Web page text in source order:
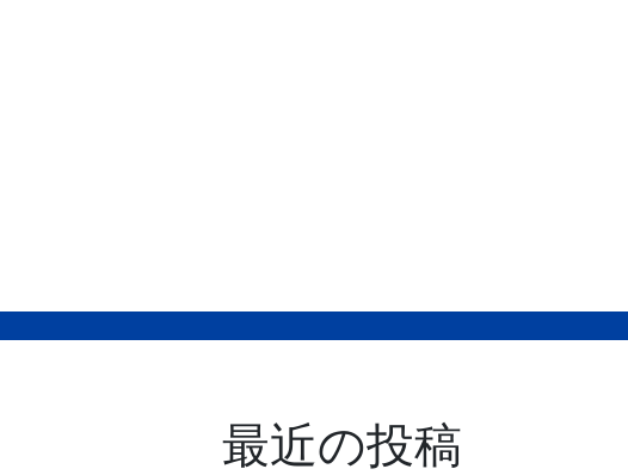
最近の投稿